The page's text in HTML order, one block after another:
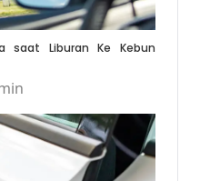
saat Liburan Ke Kebun